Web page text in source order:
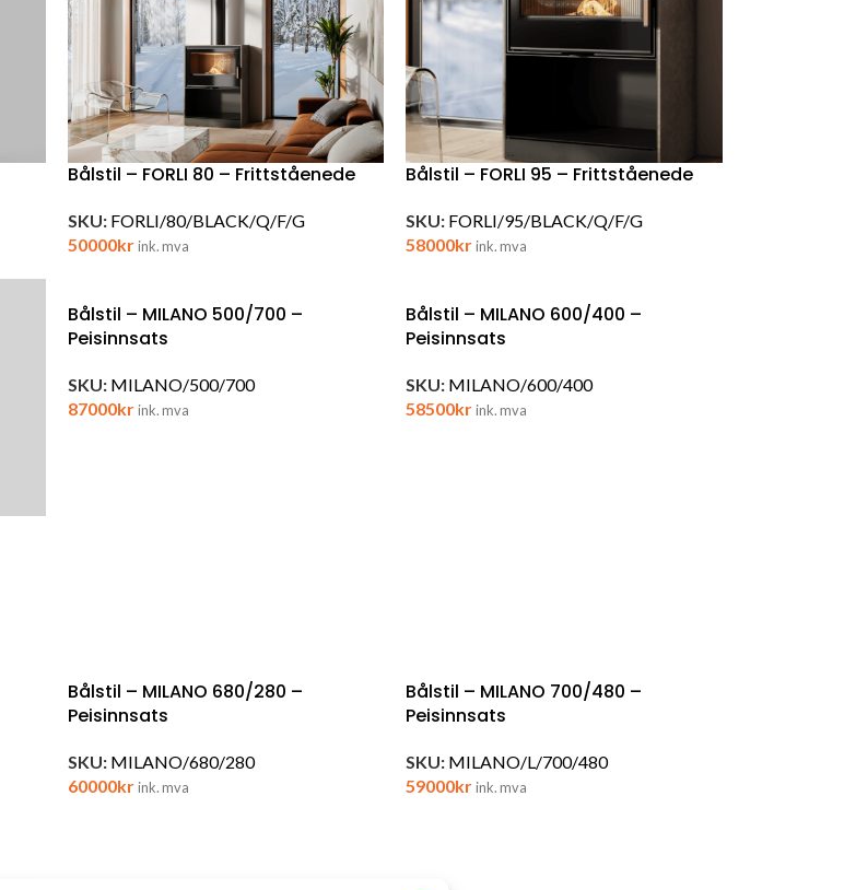
Bålstil – FORLI 80 – Frittståenede
SKU: FORLI/80/BLACK/Q/F/G
50000kr ink. mva
Bålstil – FORLI 95 – Frittståenede
SKU: FORLI/95/BLACK/Q/F/G
58000kr ink. mva
Bålstil – MILANO 500/700 –
Peisinnsats
SKU: MILANO/500/700
87000kr ink. mva
Bålstil – MILANO 600/400 –
Peisinnsats
SKU: MILANO/600/400
58500kr ink. mva
Bålstil – MILANO 680/280 –
Peisinnsats
SKU: MILANO/680/280
60000kr ink. mva
Bålstil – MILANO 700/480 –
Peisinnsats
SKU: MILANO/L/700/480
59000kr ink. mva